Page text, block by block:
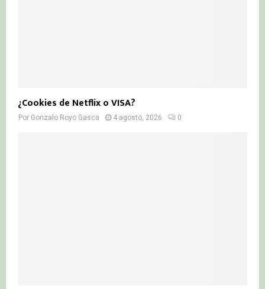
¿Cookies de Netflix o VISA?
Por Gonzalo Royo Gasca 4 agosto, 2026 0